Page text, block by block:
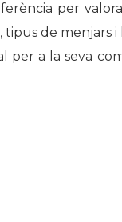
per
de menjars i
a la seva